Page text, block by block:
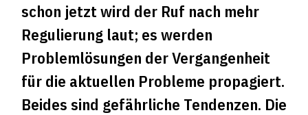
schon jetzt wird der Ruf nach mehr
Regulierung laut; es werden
Problemlösungen der Vergangenheit
für die aktuellen Probleme propagiert.
Beides sind gefährliche Tendenzen. Die